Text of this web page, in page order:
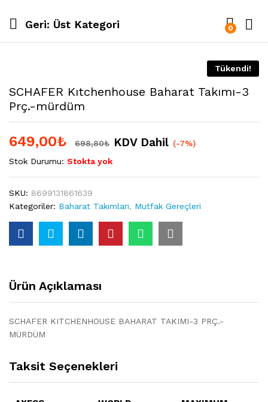
Geri: Üst Kategori 0
Tükendi!
SCHAFER Kıtchenhouse Baharat Takımı-3
Prç.-mürdüm
649,00₺ 698,80₺ KDV Dahil (-7%)
Stok Durumu: Stokta yok
SKU: 8699131861639
Kategoriler: Baharat Takımları, Mutfak Gereçleri
Ürün Açıklaması
SCHAFER KITCHENHOUSE BAHARAT TAKIMI-3 PRÇ.-
MÜRDÜM
Taksit Seçenekleri